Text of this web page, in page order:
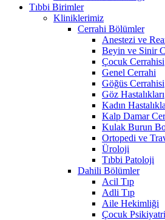
Tıbbi Birimler
Kliniklerimiz
Cerrahi Bölümler
Anestezi ve
Beyin ve Sinir
Çocuk Cerrahisi
Genel Cerrahi
Göğüs Cerrahisi
Göz Hastalıkları
Kadın
Kalp Damar
Kulak Burun
Ortopedi ve
Üroloji
Tıbbi Patoloji
Dahili Bölümler
Acil Tıp
Adli Tıp
Aile Hekimliği
Çocuk Psikiyatri